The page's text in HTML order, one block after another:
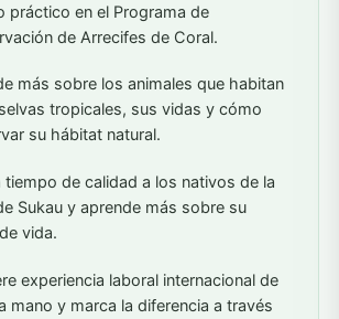
práctico en el Programa de
de Arrecifes de Coral.
más sobre los animales que habitan
tropicales, sus vidas y cómo
su hábitat natural.
tiempo de calidad a los nativos de la
Sukau y aprende más sobre su
vida.
experiencia laboral internacional de
mano y marca la diferencia a través